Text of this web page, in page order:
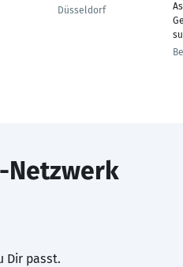
Düsseldorf
Netzwerk
Dir passt.